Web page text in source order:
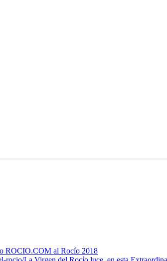
ROCIO.COM al Rocío 2018